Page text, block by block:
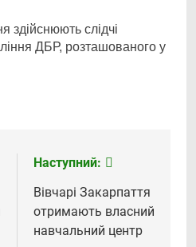
здійснюють слідчі
ДБР, розташованого у
Наступний:
Вівчарі Закарпаття
отримають власний
навчальний центр